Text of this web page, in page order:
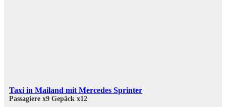
Taxi in Mailand mit Mercedes Sprinter
Passagiere x9 Gepäck x12